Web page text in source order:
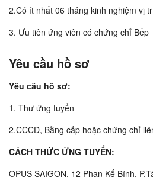
2.Có ít nhất 06 tháng kinh nghiệm vị
3. Ưu tiên ứng viên có chứng chỉ Bếp
Yêu cầu hồ sơ
Yêu cầu hồ sơ:
1. Thư ứng tuyển
2.CCCD, Bằng cấp hoặc chứng chỉ
CÁCH THỨC ỨNG TUYỂN:
OPUS SAIGON, 12 Phan Kế Bính,